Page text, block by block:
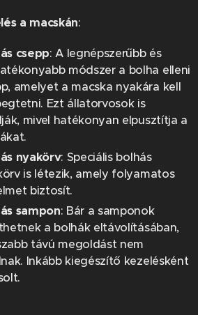
a macskán:
csepp: A legnépszerűbb és
módszer a bolha elleni
amelyet a macska nyakára kell
Ezt állatorvosok is
mivel hatékonyan elpusztítja a
nyakörv: Speciális bolhás
is létezik, amely folyamatos
biztosít.
sampon: Bár a samponok
a bolhák eltávolításában,
távú megoldást nem
Inkább kiegészítő kezelésként